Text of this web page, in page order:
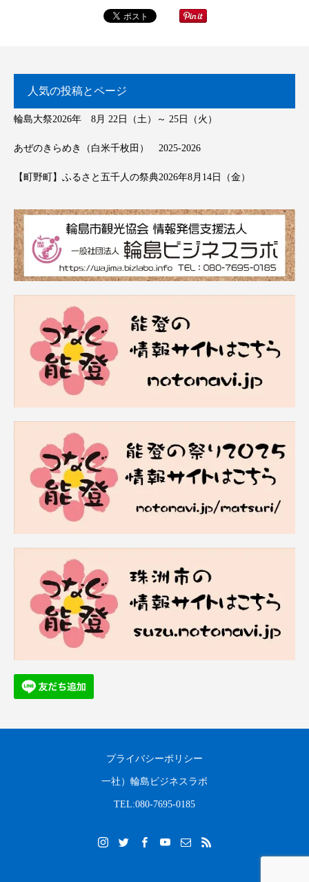
人気の投稿とページ
輪島大祭2026年 8月 22日（土）～ 25日（火）
あぜのきらめき（白米千枚田） 2025-2026
【町野町】ふるさと五千人の祭典2026年8月14日（金）
プライバシーポリシー
一社）輪島ビジネスラボ
TEL:080-7695-0185